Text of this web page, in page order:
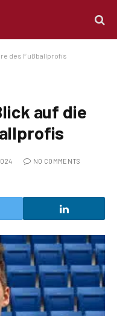
des Fußballprofis
auf die
NO COMMENTS